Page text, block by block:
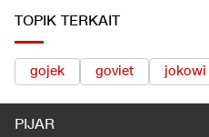
TOPIK TERKAIT
gojek goviet jokowi
PIJAR